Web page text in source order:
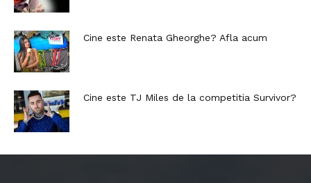
Cine este Renata Gheorghe? Afla acum
Cine este TJ Miles de la competitia Survivor?